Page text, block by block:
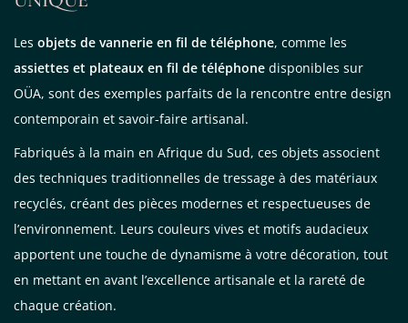
Les objets de vannerie en fil de téléphone, comme les
assiettes et plateaux en fil de téléphone disponibles sur
OÜA, sont des exemples parfaits de la rencontre entre design
contemporain et savoir-faire artisanal.
Fabriqués à la main en Afrique du Sud, ces objets associent
des techniques traditionnelles de tressage à des matériaux
recyclés, créant des pièces modernes et respectueuses de
l’environnement. Leurs couleurs vives et motifs audacieux
apportent une touche de dynamisme à votre décoration, tout
en mettant en avant l’excellence artisanale et la rareté de
chaque création.